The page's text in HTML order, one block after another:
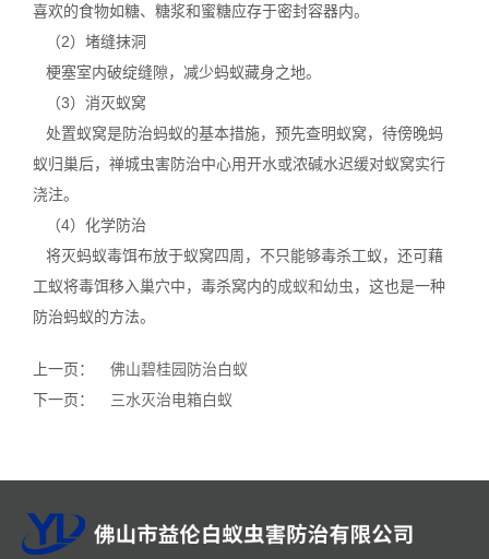
喜欢的食物如糖、糖浆和蜜糖应存于密封容器内。
（2）堵缝抹洞
梗塞室内破绽缝隙，减少蚂蚁藏身之地。
（3）消灭蚁窝
处置蚁窝是防治蚂蚁的基本措施，预先查明蚁窝，待傍晚蚂
蚁归巢后，禅城虫害防治中心用开水或浓碱水迟缓对蚁窝实行
浇注。
（4）化学防治
将灭蚂蚁毒饵布放于蚁窝四周，不只能够毒杀工蚁，还可藉
工蚁将毒饵移入巢穴中，毒杀窝内的成蚁和幼虫 ，这也是一种
防治蚂蚁的方法。
上一页：
佛山碧桂园防治白蚁
下一页：
三水灭治电箱白蚁